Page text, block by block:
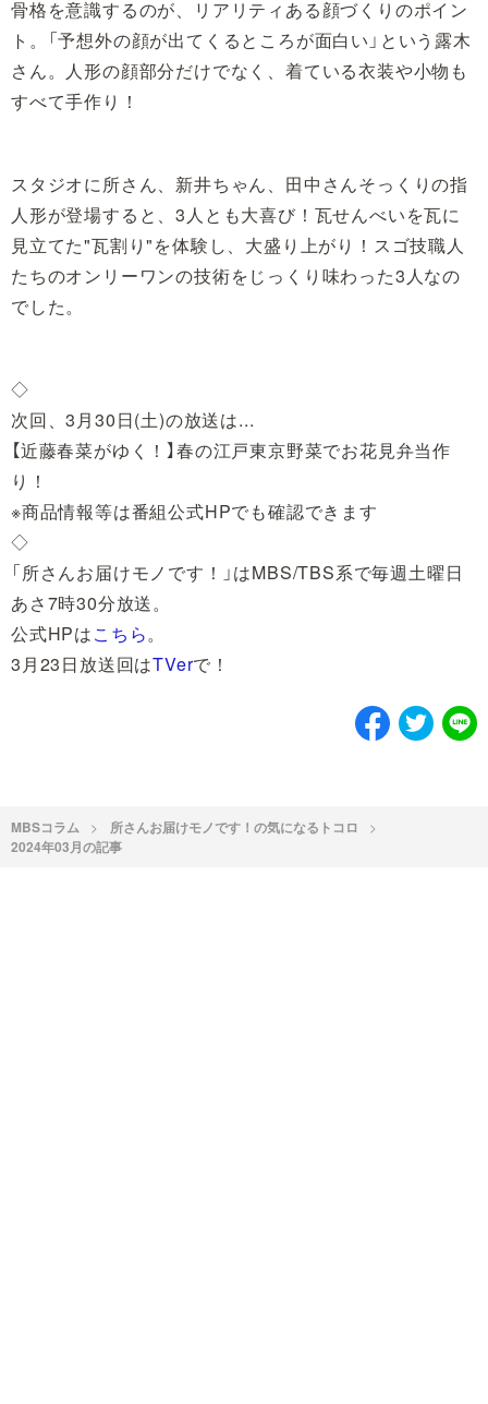
骨格を意識するのが、リアリティある顔づくりのポイン
ト。「予想外の顔が出てくるところが面白い」という露木
さん。人形の顔部分だけでなく、着ている衣装や小物も
すべて手作り！
スタジオに所さん、新井ちゃん、田中さんそっくりの指
人形が登場すると、3人とも大喜び！瓦せんべいを瓦に
見立てた"瓦割り"を体験し、大盛り上がり！スゴ技職人
たちのオンリーワンの技術をじっくり味わった3人なの
でした。
◇
次回、3月30日(土)の放送は...
【近藤春菜がゆく！】春の江戸東京野菜でお花見弁当作
り！
※商品情報等は番組公式HPでも確認できます
◇
「所さんお届けモノです！」はMBS/TBS系で毎週土曜日
あさ7時30分放送。
公式HPはこちら。
3月23日放送回はTVerで！
MBSコラム
所さんお届けモノです！の気になるトコロ
2024年03月の記事